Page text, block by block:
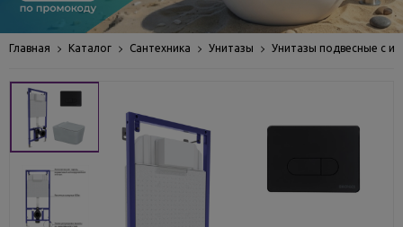
Главная Каталог Сантехника Унитазы Унитазы подвесные с